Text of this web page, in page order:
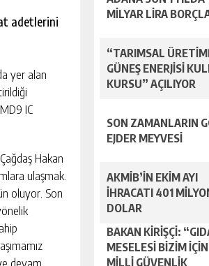
adetlerini
yer alan
IC
Hakan
ulaşmak.
oluyor. Son
devam
MİLYAR LİRA
“TARIMSAL
GÜNEŞ ENERJİSİ
KURSU” AÇILIYOR
SON ZAMANLARIN
EJDER MEYVESİ
AKMİB’İN EKİM AYI
İHRACATI 401
DOLAR
BAKAN KİRİŞÇİ:
MESELESİ BİZİM
MİLLİ GÜVENLİK